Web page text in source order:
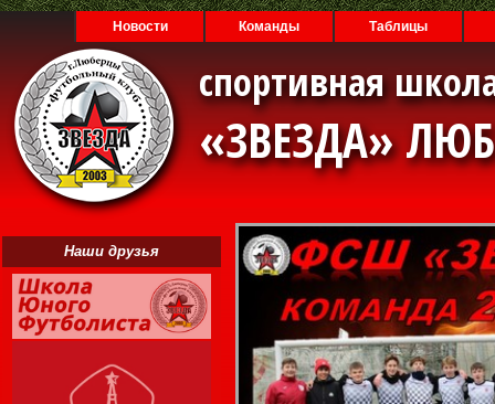
Новости Команды Таблицы
спортивная
«ЗВЕЗДА»
Наши друзья